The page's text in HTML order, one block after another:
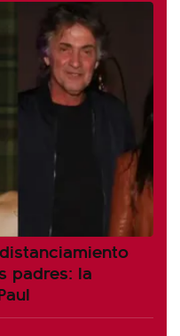
padres: la